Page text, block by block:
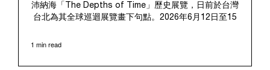
沛納海「The Depths of Time」歷史展覽，日前於台灣
台北為其全球巡迴展覽畫下句點。2026年6月12日至15
區對公眾開放。這座擁有百年歷史的標誌性場地提供了
歷史敘事完美融合、相得益彰。
1 min read